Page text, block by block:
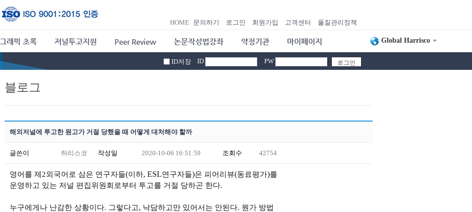
Global Harrisco
HOME 문의하기 로그인 회원가입 고객센터 풀질관리정책
그래픽 초록 저널투고지원 Peer Review 논문작성법강좌 약정기관 마이페이지
ID저장 ID PW
블로그
해외저널에 투고한 원고가 거절 당했을 때 어떻게 대처해야 할까
글쓴이 하리스코 작성일 2020-10-06 16:51:59 조회수 42754
영어를 제 2외국어로 삼은 연구자들(이하, ESL연구자들)은 피어리뷰(동료평가)를
운영하고 있는 저널 편집위원회로부터 투고를 거절 당하곤 한다.
누구에게나 난감한 상황이다. 그렇다고, 낙담하고만 있어서는 안된다. 뭔가 방법